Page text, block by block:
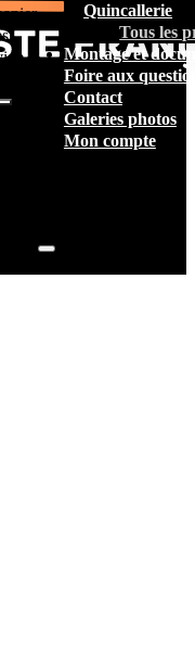
Quincallerie
Tous les
Montage et
Foire aux
Contact
Galeries photos
Mon compte